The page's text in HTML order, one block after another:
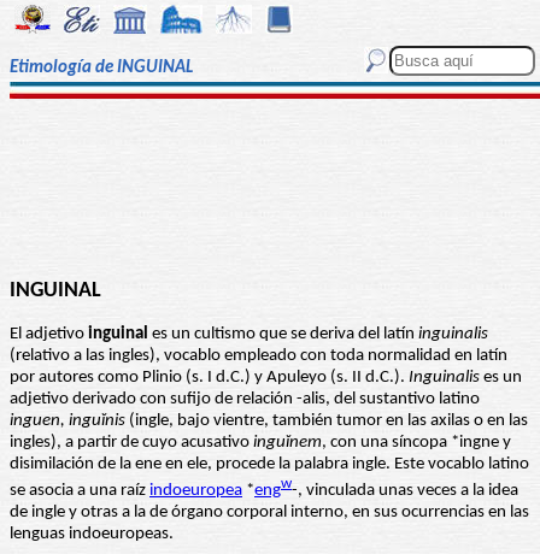
Etimología de INGUINAL
INGUINAL
El adjetivo inguinal es un cultismo que se deriva del latín inguinalis
(relativo a las ingles), vocablo empleado con toda normalidad en latín
por autores como Plinio (s. I d.C.) y Apuleyo (s. II d.C.). Inguinalis es un
adjetivo derivado con sufijo de relación -alis, del sustantivo latino
inguen, inguĭnis (ingle, bajo vientre, también tumor en las axilas o en las
ingles), a partir de cuyo acusativo inguĭnem, con una síncopa *ingne y
disimilación de la ene en ele, procede la palabra ingle. Este vocablo latino
se asocia a una raíz indoeuropea *engw-, vinculada unas veces a la idea
de ingle y otras a la de órgano corporal interno, en sus ocurrencias en las
lenguas indoeuropeas.